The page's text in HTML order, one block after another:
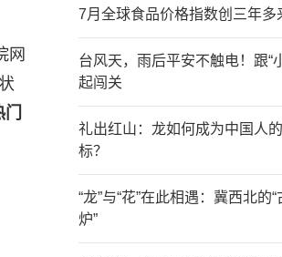
网
7月全球食品价格指数创三年多
台风天，雨后平安不触电！跟“
起闯关
礼出红山：龙如何成为中国人
标？
“龙”与“花”在此相遇：冀西北的
炉”